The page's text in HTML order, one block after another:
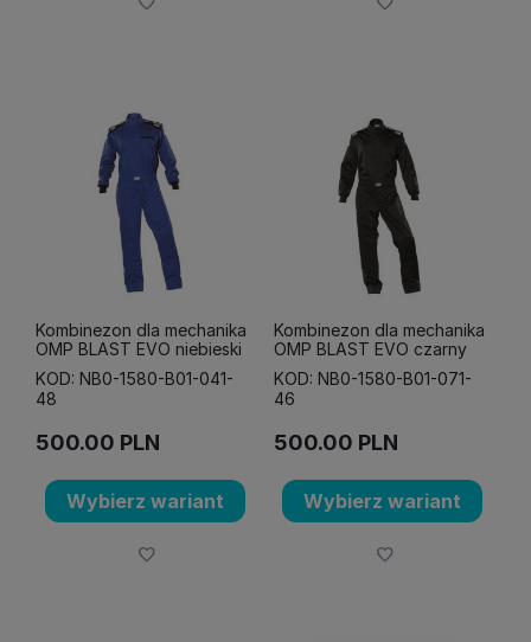
Kombinezon dla mechanika
OMP BLAST EVO niebieski
KOD: NB0-1580-B01-041-
48
500.00 PLN
Wybierz wariant
Kombinezon dla mechanika
OMP BLAST EVO czarny
KOD: NB0-1580-B01-071-
46
500.00 PLN
Wybierz wariant